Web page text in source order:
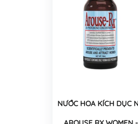
NƯỚC HOA KÍCH DỤC